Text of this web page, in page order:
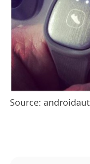
Source: